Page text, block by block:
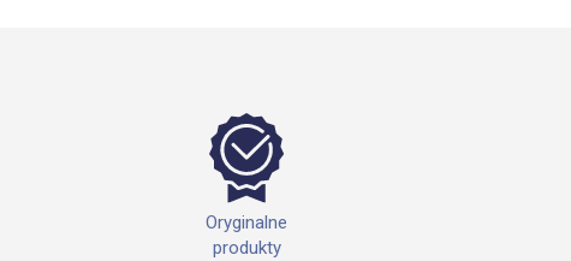
Oryginalne
produkty